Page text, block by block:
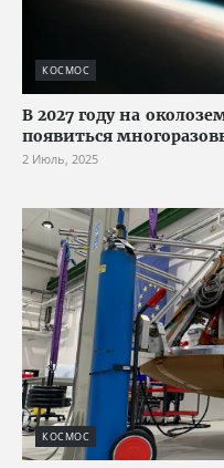
КОСМОС
В 2027 году на
появиться
2 Июль, 2025
КОСМОС